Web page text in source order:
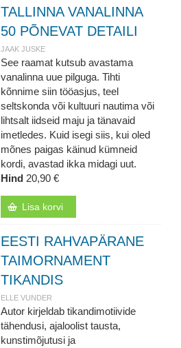
TALLINNA VANALINNA
50 PÕNEVAT DETAILI
JAAK JUSKE
See raamat kutsub avastama
vanalinna uue pilguga. Tihti
kõnnime siin tööasjus, teel
seltskonda või kultuuri nautima või
lihtsalt iidseid maju ja tänavaid
imetledes. Kuid isegi siis, kui oled
mõnes paigas käinud kümneid
kordi, avastad ikka midagi uut.
Hind 20,90 €
Lisa korvi
EESTI RAHVAPÄRANE
TAIMORNAMENT
TIKANDIS
ELLE VUNDER
Autor kirjeldab tikandimotiivide
tähendusi, ajaloolist tausta,
kunstimõjutusi ja